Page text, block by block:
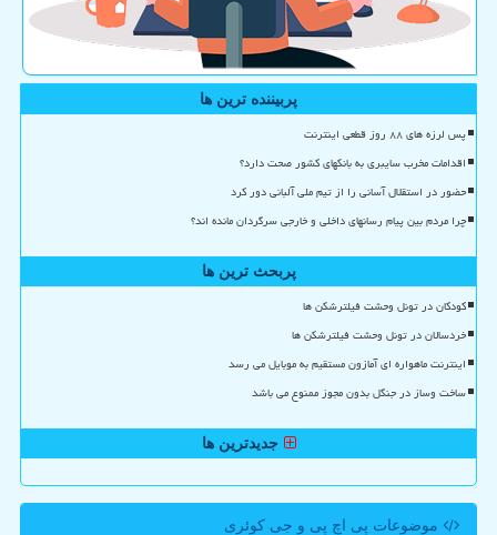
پربیننده ترین ها
پس لرزه های ۸۸ روز قطعی اینترنت
اقدامات مخرب سایبری به بانکهای کشور صحت دارد؟
حضور در استقلال آسانی را از تیم ملی آلبانی دور کرد
چرا مردم بین پیام رسانهای داخلی و خارجی سرگردان مانده اند؟
پربحث ترین ها
کودکان در تونل وحشت فیلترشکن ها
خردسالان در تونل وحشت فیلترشکن ها
اینترنت ماهواره ای آمازون مستقیم به موبایل می رسد
ساخت وساز در جنگل بدون مجوز ممنوع می باشد
جدیدترین ها
موضوعات پی اچ پی و جی كوئری